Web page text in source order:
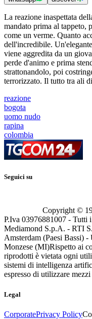
La reazione inaspettata
mandato prima al tappeto,
come un verme. Quanto
dell'incredibile.
viene aggredita da un
perde d'animo e prima
strattonandolo, poi
terrorizzato. Il tutto tra ali
reazione
bogota
uomo nudo
rapina
colombia
Seguici su
Copyright ©
P.Iva 03976881007 - Tutti
Mediamond S.p.A. - RTI
Amsterdam (Paesi Bassi)
Monzese (MI)Rispetto ai
riprodotti è vietata ogni
sistemi di intelligenza
espresso di utilizzare
Legal
CorporatePrivacy Policy